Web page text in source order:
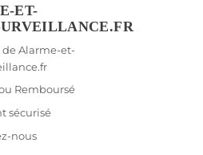
ET-
de Alarme-et-
Remboursé
sécurisé
nous